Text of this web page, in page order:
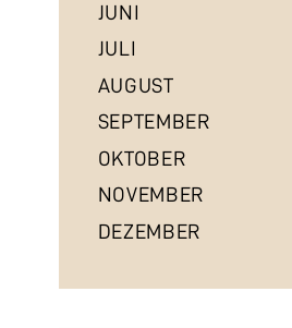
JUNI
JULI
AUGUST
SEPTEMBER
OKTOBER
NOVEMBER
DEZEMBER